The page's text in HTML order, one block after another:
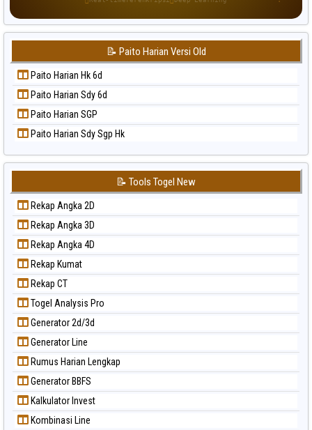
Paito Warna Sydney
Paito Warna Sydney Lottery
Paito Warna Sydney Lottery 6d
Paito Warna Sydney Lotto
Paito Warna Sydney Pools 6d
Paito Warna Taipei
📝 Paito Harian Versi Old
Paito Harian Hk 6d
Paito Harian Sdy 6d
Paito Harian SGP
Paito Harian Sdy Sgp Hk
📝 Tools Togel New
Rekap Angka 2D
Rekap Angka 3D
Rekap Angka 4D
Rekap Kumat
Rekap CT
Togel Analysis Pro
Generator 2d/3d
Generator Line
Rumus Harian Lengkap
Generator BBFS
Kalkulator Invest
Kombinasi Line